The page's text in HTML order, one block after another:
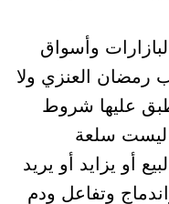
وأسواق
رمضان العنزي ولا
عليها شروط
ليست سلعة
أو يزايد أو يريد
وتفاعل ودم